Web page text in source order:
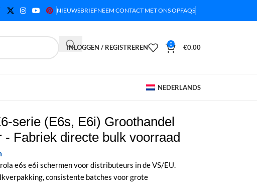
NIEUWSBRIEFNEEM CONTACT MET ONS OPFAQS
INLOGGEN / REGISTREREN 0 €0.00
NEDERLANDS
serie (E6s, E6i) Groothandel
- Fabriek directe bulk voorraad
e6s e6i schermen voor distributeurs in de VS/EU.
consistente batches voor grote